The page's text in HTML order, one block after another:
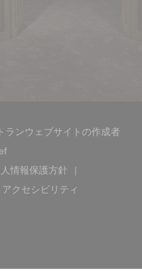
ンウェブサイトの作成者
((新しいウィンドウで開きます
開きます))
ィンドウで開きます))
情報保護方針
((新しいウィンドウで
ンドウで開きます))
アクセシビリティ